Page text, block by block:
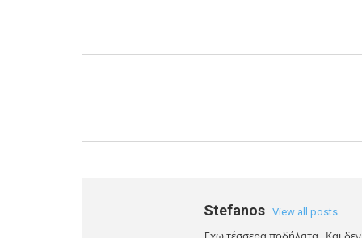
Stefanos View all posts